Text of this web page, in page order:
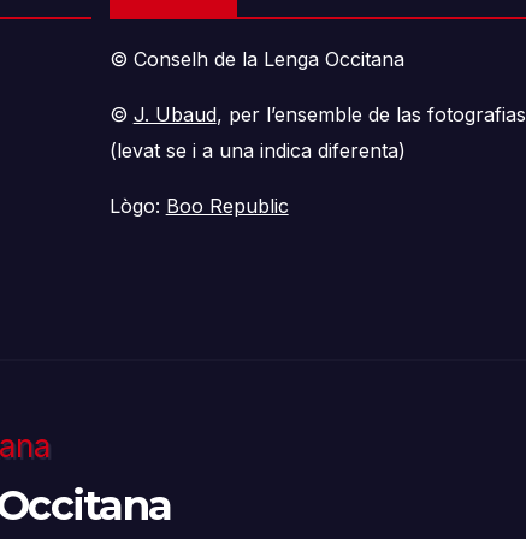
© Conselh de la Lenga Occitana
© J. Ubaud, per l’ensemble de las fotografias
(levat se i a una indica diferenta)
Lògo: Boo Republic